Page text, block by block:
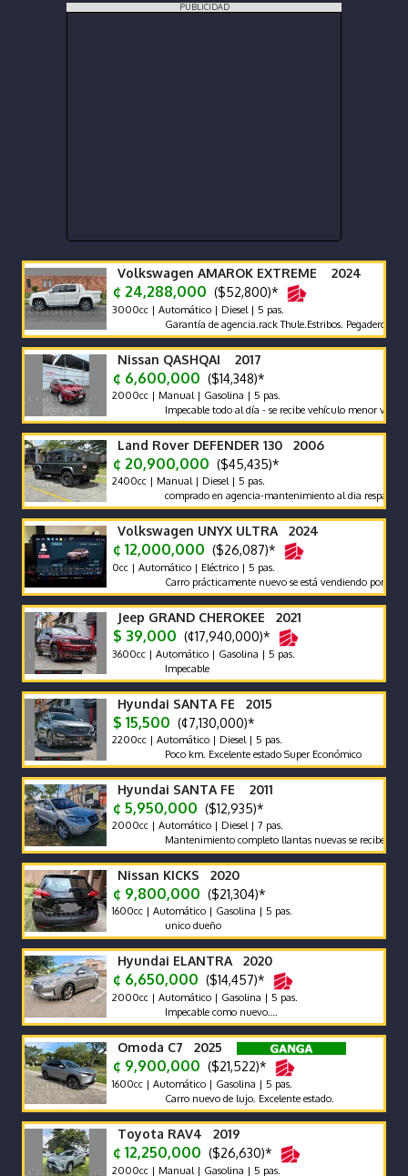
PUBLICIDAD
Volkswagen AMAROK EXTREME 2024
¢ 24,288,000 ($52,800)*
3000cc | Automático | Diesel | 5 pas.
Garantía de agencia.rack Thule.Estribos. Pegadero. Tapa
Nissan QASHQAI 2017
¢ 6,600,000 ($14,348)*
2000cc | Manual | Gasolina | 5 pas.
Impecable todo al día - se recibe vehículo menor valor
Land Rover DEFENDER 130 2006
¢ 20,900,000 ($45,435)*
2400cc | Manual | Diesel | 5 pas.
comprado en agencia-mantenimiento al dia respaldo -pocos
Volkswagen UNYX ULTRA 2024
¢ 12,000,000 ($26,087)*
0cc | Automático | Eléctrico | 5 pas.
Carro prácticamente nuevo se está vendiendo por compra
Jeep GRAND CHEROKEE 2021
$ 39,000 (¢17,940,000)*
3600cc | Automático | Gasolina | 5 pas.
Impecable
Hyundai SANTA FE 2015
$ 15,500 (¢7,130,000)*
2200cc | Automático | Diesel | 5 pas.
Poco km. Excelente estado Super Económico
Hyundai SANTA FE 2011
¢ 5,950,000 ($12,935)*
2000cc | Automático | Diesel | 7 pas.
Mantenimiento completo llantas nuevas se recibe y se
Nissan KICKS 2020
¢ 9,800,000 ($21,304)*
1600cc | Automático | Gasolina | 5 pas.
unico dueño
Hyundai ELANTRA 2020
¢ 6,650,000 ($14,457)*
2000cc | Automático | Gasolina | 5 pas.
Impecable como nuevo….
Omoda C7 2025
¢ 9,900,000 ($21,522)*
1600cc | Automático | Gasolina | 5 pas.
Carro nuevo de lujo. Excelente estado.
Toyota RAV4 2019
¢ 12,250,000 ($26,630)*
2000cc | Manual | Gasolina | 5 pas.